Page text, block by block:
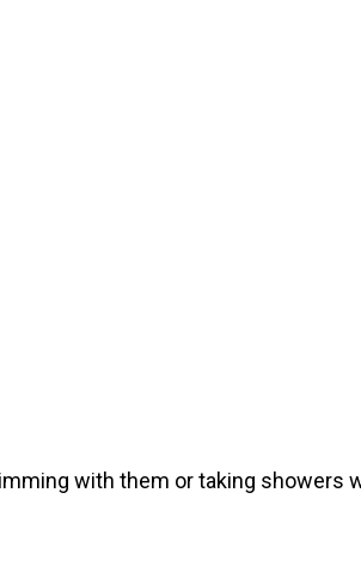
with them or taking showers